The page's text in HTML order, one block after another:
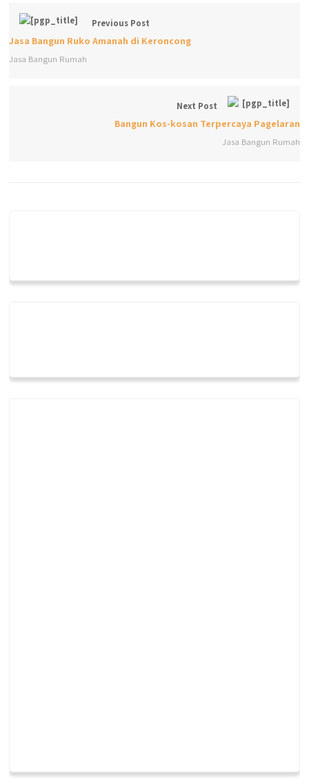
Previous Post
Jasa Bangun Ruko Amanah di Keroncong
Jasa Bangun Rumah
Next Post
Bangun Kos-kosan Terpercaya Pagelaran
Jasa Bangun Rumah